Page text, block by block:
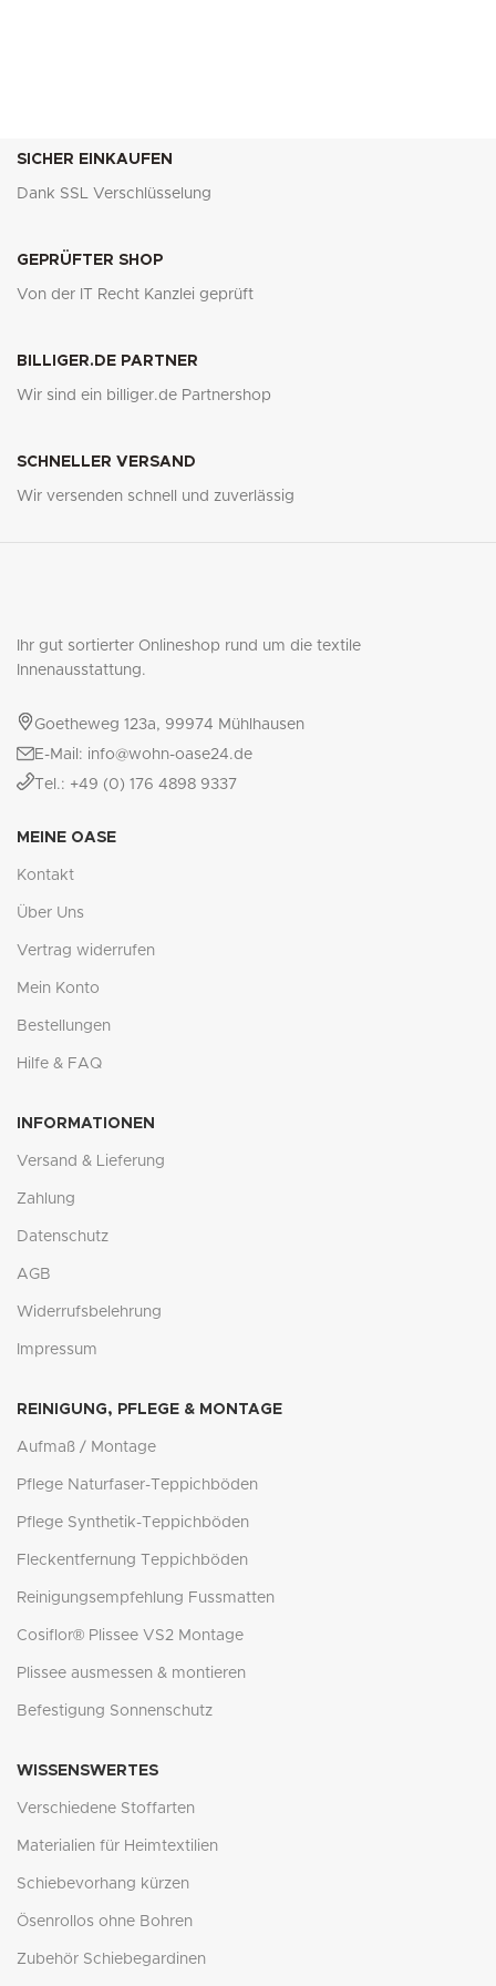
SICHER EINKAUFEN
Dank SSL Verschlüsselung
GEPRÜFTER SHOP
Von der IT Recht Kanzlei geprüft
BILLIGER.DE PARTNER
Wir sind ein billiger.de Partnershop
SCHNELLER VERSAND
Wir versenden schnell und zuverlässig
Ihr gut sortierter Onlineshop rund um die textile
Innenausstattung.
Goetheweg 123a, 99974 Mühlhausen
E-Mail: info@wohn-oase24.de
Tel.: +49 (0) 176 4898 9337
MEINE OASE
Kontakt
Über Uns
Vertrag widerrufen
Mein Konto
Bestellungen
Hilfe & FAQ
INFORMATIONEN
Versand & Lieferung
Zahlung
Datenschutz
AGB
Widerrufsbelehrung
Impressum
REINIGUNG, PFLEGE & MONTAGE
Aufmaß / Montage
Pflege Naturfaser-Teppichböden
Pflege Synthetik-Teppichböden
Fleckentfernung Teppichböden
Reinigungsempfehlung Fussmatten
Cosiflor® Plissee VS2 Montage
Plissee ausmessen & montieren
Befestigung Sonnenschutz
WISSENSWERTES
Verschiedene Stoffarten
Materialien für Heimtextilien
Schiebevorhang kürzen
Ösenrollos ohne Bohren
Zubehör Schiebegardinen